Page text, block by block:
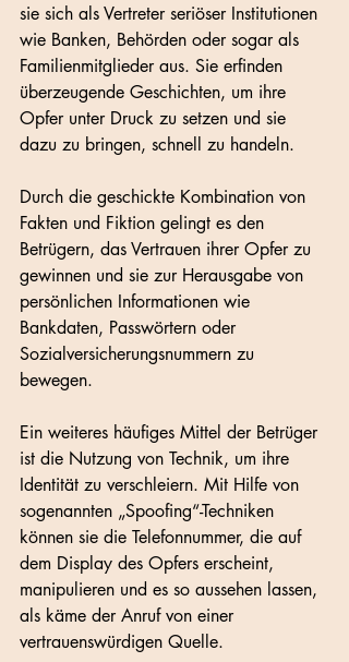
sie sich als Vertreter seriöser Institutionen
wie Banken, Behörden oder sogar als
Familienmitglieder aus. Sie erfinden
überzeugende Geschichten, um ihre
Opfer unter Druck zu setzen und sie
dazu zu bringen, schnell zu handeln.
Durch die geschickte Kombination von
Fakten und Fiktion gelingt es den
Betrügern, das Vertrauen ihrer Opfer zu
gewinnen und sie zur Herausgabe von
persönlichen Informationen wie
Bankdaten, Passwörtern oder
Sozialversicherungsnummern zu
bewegen.
Ein weiteres häufiges Mittel der Betrüger
ist die Nutzung von Technik, um ihre
Identität zu verschleiern. Mit Hilfe von
sogenannten „Spoofing“-Techniken
können sie die Telefonnummer, die auf
dem Display des Opfers erscheint,
manipulieren und es so aussehen lassen,
als käme der Anruf von einer
vertrauenswürdigen Quelle.